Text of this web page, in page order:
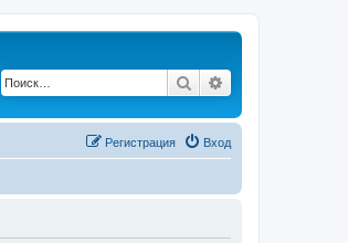
Поиск
Вход
Регистрация